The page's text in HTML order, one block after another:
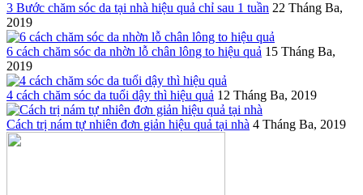
3 Bước chăm sóc da tại nhà hiệu quả chỉ sau 1 tuần 22 Tháng Ba,
2019
6 cách chăm sóc da nhờn lỗ chân lông to hiệu quả 15 Tháng Ba,
2019
4 cách chăm sóc da tuổi dậy thì hiệu quả 12 Tháng Ba, 2019
Cách trị nám tự nhiên đơn giản hiệu quả tại nhà 4 Tháng Ba, 2019